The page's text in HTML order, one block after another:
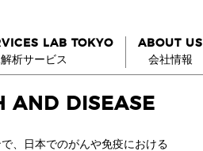
LAB TOKYO
析サービス
ABOUT US
会社情報
AND DISEASE
、日本でのがんや免疫における